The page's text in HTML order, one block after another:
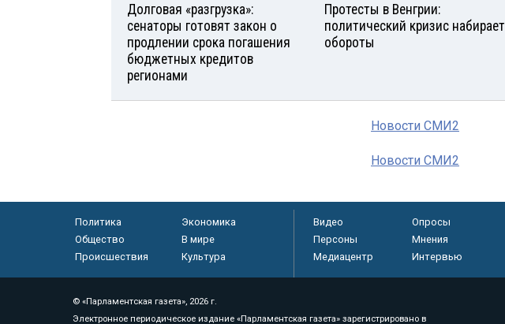
Долговая «разгрузка»:
сенаторы готовят закон о
продлении срока погашения
бюджетных кредитов
регионами
Протесты в Венгрии:
политический кризис набирает
обороты
Новости СМИ2
Новости СМИ2
Политика
Экономика
Общество
В мире
Происшествия
Культура
Видео Опросы
Персоны
Мнения
Медиацентр
Интервью
© «Парламентская газета», 2026 г.
Электронное периодическое издание «Парламентская газета» зарегистрировано в